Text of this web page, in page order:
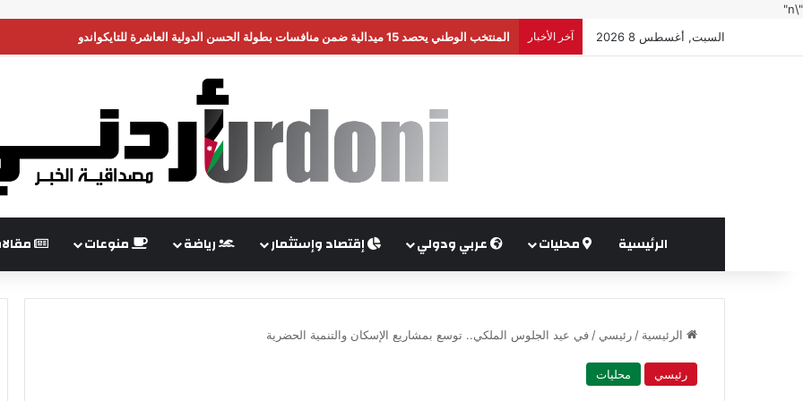
"\n"
السبت, أغسطس 8 2026
آخر الأخبار إعلام إسرائيلي: واشنطن تضغط على إسرائيل لبدء هدنة في غزة
الرئيسية محليات عربي ودولي إقتصاد وإستثمار رياضة منوعات
الرئيسية / رئيسي / في عيد الجلوس الملكي.. توسع بمشاريع الإسكان والتنمية الحضرية
رئيسي محليات